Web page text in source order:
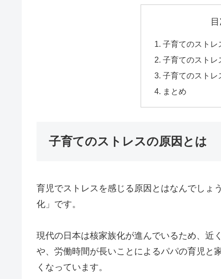
子育てのストレ
子育てのストレ
子育てのストレ
まとめ
子育てのストレスの原因とは
育児でストレスを感じる原因とはなんでしょ
化」 です。
現代の日本は核家族化が進んでいるため、近
や、労働時間が長いことによるパパの育児と
くなっています。